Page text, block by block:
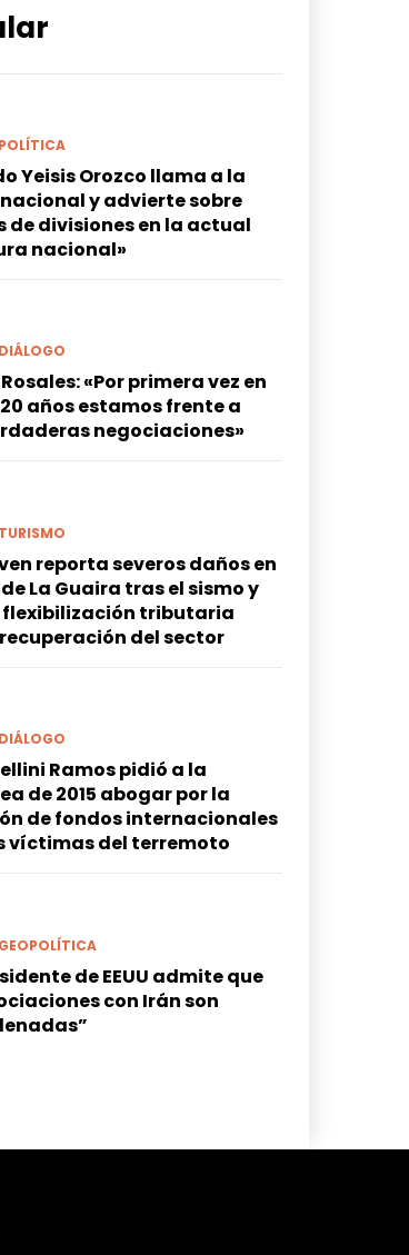
POLÍTICA
Yeisis Orozco llama a la
y advierte sobre
de divisiones en la actual
nacional»
DIÁLOGO
«Por primera vez en
años estamos frente a
negociaciones»
TURISMO
reporta severos daños en
La Guaira tras el sismo y
tributaria
del sector
DIÁLOGO
Ramos pidió a la
de 2015 abogar por la
de fondos internacionales
víctimas del terremoto
GEOPOLÍTICA
de EEUU admite que
con Irán son